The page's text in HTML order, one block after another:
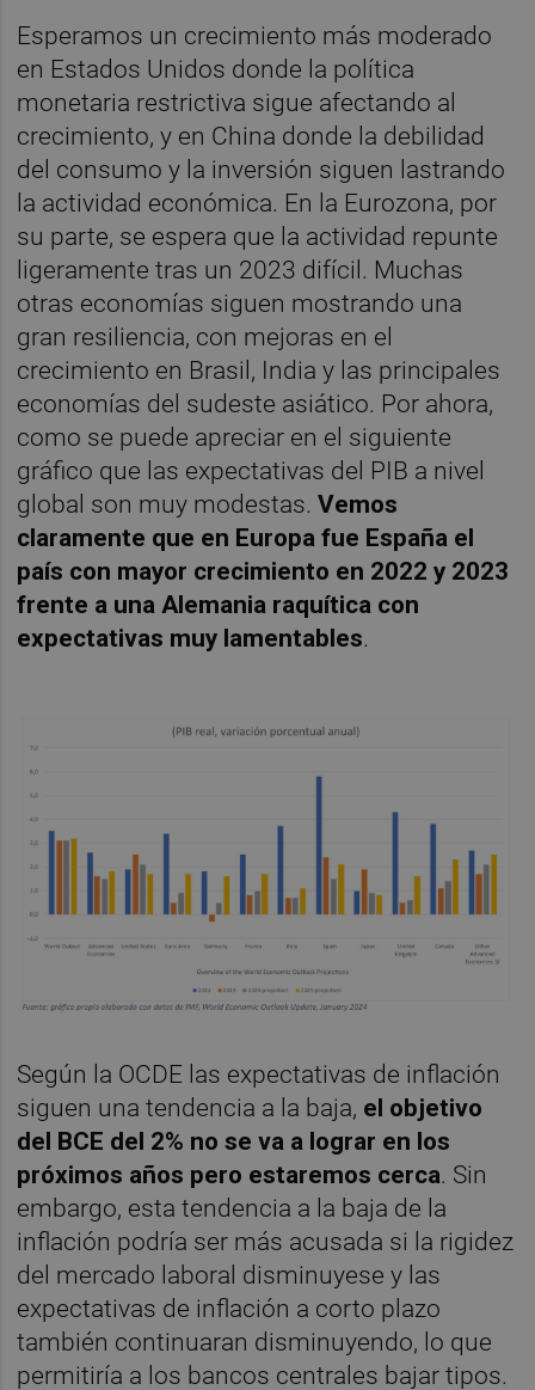
Esperamos un crecimiento más moderado
en Estados Unidos donde la política
monetaria restrictiva sigue afectando al
crecimiento, y en China donde la debilidad
del consumo y la inversión siguen lastrando
la actividad económica. En la Eurozona, por
su parte, se espera que la actividad repunte
ligeramente tras un 2023 difícil. Muchas
otras economías siguen mostrando una
gran resiliencia, con mejoras en el
crecimiento en Brasil, India y las principales
economías del sudeste asiático. Por ahora,
como se puede apreciar en el siguiente
gráfico que las expectativas del PIB a nivel
global son muy modestas.Vemos
claramente que en Europa fue España el
país con mayor crecimiento en 2022 y 2023
frente a una Alemania raquítica con
expectativas muy lamentables.
Según la OCDE las expectativas de inflación
siguen una tendencia a la baja, el objetivo
del BCE del 2% no se va a lograr en los
próximos años pero estaremos cerca. Sin
embargo, esta tendencia a la baja de la
inflación podría ser más acusada si la rigidez
del mercado laboral disminuyese y las
expectativas de inflación a corto plazo
también continuaran disminuyendo, lo que
permitiría a los bancos centrales bajar tipos.